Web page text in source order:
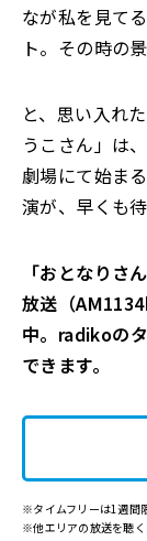
なが私を見て
ト。その時の
と、思い入れ
うこさん」は
劇場にて始ま
演が、早くも
「おとなりさ
放送（
中。radikoの
できます。
※タイムフリーは1週間
※他エリアの放送を聴く